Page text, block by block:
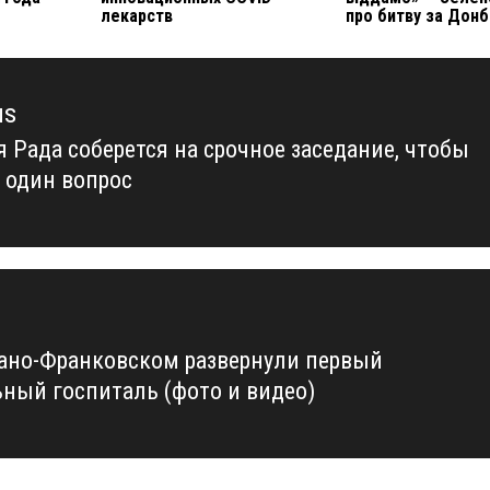
лекарств
про битву за
Рада соберется на срочное заседание, чтобы
вопрос
Франковском развернули первый
госпиталь (фото и видео)